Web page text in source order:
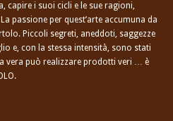
capire i suoi cicli e le sue ragioni,
passione per quest’arte accumuna da
Piccoli segreti, aneddoti, saggezze
e, con la stessa intensità, sono stati
vera può realizzare prodotti veri … è